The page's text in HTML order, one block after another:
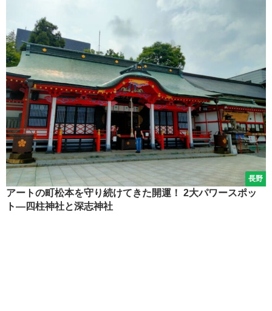
長野
アートの町松本を守り続けてきた開運！ 2大パワースポッ
ト―四柱神社と深志神社